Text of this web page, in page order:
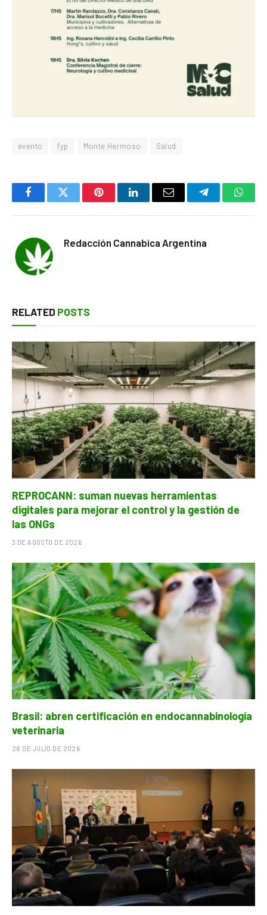
evento fyp Monte Hermoso Salud
FacebookTwitter PinterestLinkedInEmail Telegram
Redacción Cannabica Argentina
RELATED POSTS
REPROCANN: suman nuevas herramientas
digitales para mejorar el control y la gestión de
las ONGs
3 DE AGOSTO DE 2026
Brasil: abren certificación en endocannabinología
veterinaria
28 DE JULIO DE 2026